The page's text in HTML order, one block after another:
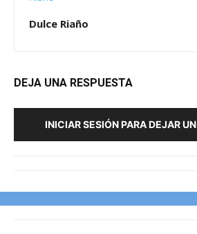
Dulce Riaño
DEJA UNA RESPUESTA
INICIAR SESIÓN PARA DEJAR